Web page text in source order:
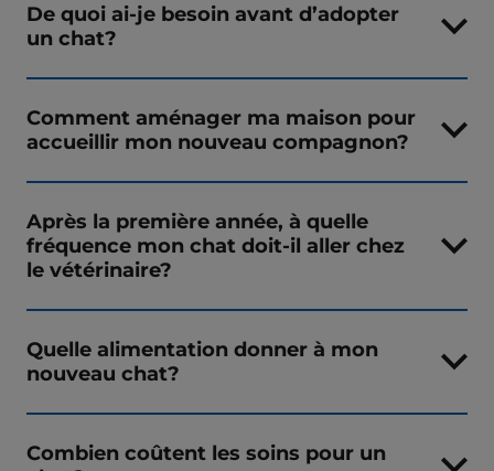
De quoi ai-je besoin avant d’adopter
un chat?
Comment aménager ma maison pour
accueillir mon nouveau compagnon?
Après la première année, à quelle
fréquence mon chat doit-il aller chez
le vétérinaire?
Quelle alimentation donner à mon
nouveau chat?
Combien coûtent les soins pour un